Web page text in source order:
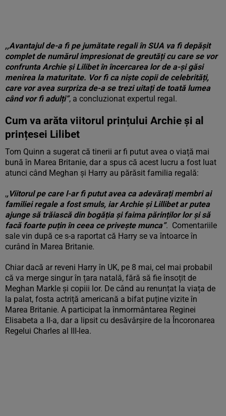
,,Avantajul de-a fi pe jumătate regali în SUA va fi depășit
complet de numărul impresionat de greutăți cu care se vor
confrunta Archie și Lilibet în încercarea lor de a-și găsi
menirea la maturitate. Vor fi ca niște copii de celebrități,
care vor avea surpriza de-a se trezi uitați de toată lumea
când vor fi adulți”, a concluzionat expertul regal.
Cum va arăta viitorul prințului Archie și al
prințesei Lilibet
Tom Quinn a sugerat că tinerii ar fi putut avea o viață mai
bună în Marea Britanie, dar a spus că acest lucru a fost luat
atunci când Meghan și Harry au părăsit familia regală:
,,Viitorul pe care l-ar fi putut avea ca adevărați membri ai
familiei regale a fost smuls, iar Archie și Lillibet ar putea
ajunge să trăiască din bogăția și faima părinților lor și să
facă foarte puțin în ceea ce privește munca”. Comentariile
sale vin după ce s-a raportat că Harry se va întoarce în
curând în Marea Britanie.
Chiar dacă ar reveni Harry în UK, pe 8 mai, cel mai probabil
că va merge singur în țara natală, fără să fie însoțit de
Meghan Markle și copiii lor. De când au renunțat la viața de
la palat, fosta actriță americană a bifat puține vizite în
Marea Britanie. A participat la înmormântarea Reginei
Elisabeta a II-a, dar a lipsit cu desăvârșire de la Încoronarea
Regelui Charles al III-lea.